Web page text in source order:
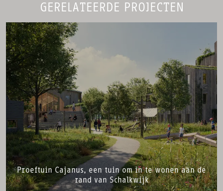
GERELATEERDE PROJECTEN
Proeftuin Cajanus, een tuin om in te wonen aan de
rand van Schalkwijk